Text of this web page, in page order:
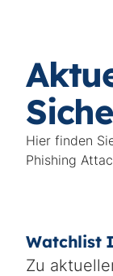
Hier finden
Phishing
Watchlist
Zu